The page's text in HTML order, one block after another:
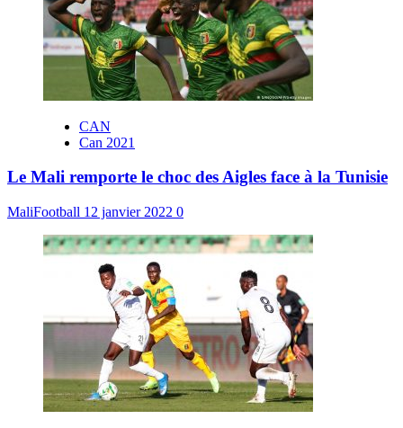
CAN
Can 2021
Le Mali remporte le choc des Aigles face à la Tunisie
MaliFootball 12 janvier 2022 0